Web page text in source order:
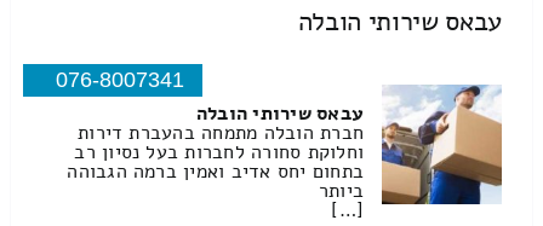
עבאס שירותי הובלה
076-8007341
עבאס שירותי הובלה
חברת הובלה מתמחה בהעברת דירות
וחלוקת סחורה לחברות בעל נסיון רב
בתחום יחס אדיב ואמין ברמה הגבוהה
ביותר
[…]